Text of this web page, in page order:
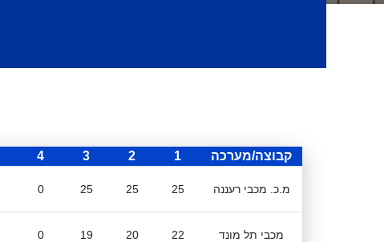
קבוצה/מערכה 1
2
3
4
מ.כ. מכבי רעננה 25
25
25
0
מכבי תל מונד 22
20
19
0